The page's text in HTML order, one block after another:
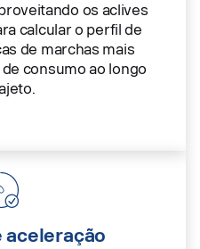
os aclives
calcular o perfil de
de marchas mais
consumo ao longo
aceleração